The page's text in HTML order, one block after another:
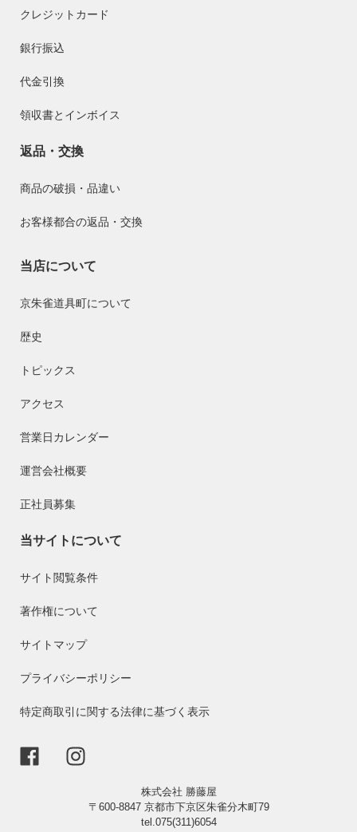
クレジットカード
銀行振込
代金引換
領収書とインボイス
返品・交換
商品の破損・品違い
お客様都合の返品・交換
当店について
京朱雀道具町について
歴史
トピックス
アクセス
営業日カレンダー
運営会社概要
正社員募集
当サイトについて
サイト閲覧条件
著作権について
サイトマップ
プライバシーポリシー
特定商取引に関する法律に基づく表示
株式会社 勝藤屋
〒600-8847 京都市下京区朱雀分木町79
tel.075(311)6054